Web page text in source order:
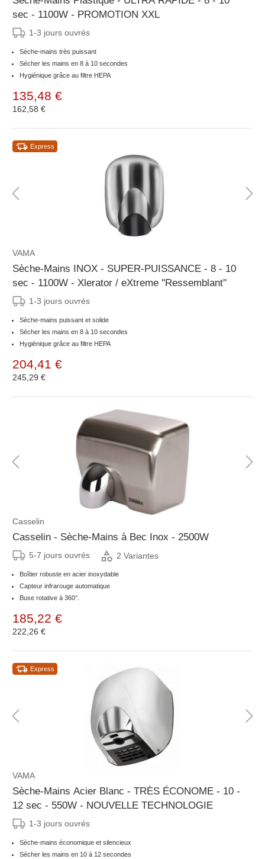
sec - 1100W - PROMOTION XXL
1-3 jours ouvrés
Sèche-mains très puissant
Sécher les mains en 8 à 10 secondes
Hygiénique grâce au filtre HEPA
135,48 €
162,58 €
Express
VAMA
Sèche-Mains INOX - SUPER-PUISSANCE - 8 - 10
sec - 1100W - Xlerator / eXtreme ''Ressemblant''
1-3 jours ouvrés
Sèche-mains puissant et solide
Sécher les mains en 8 à 10 secondes
Hygiénique grâce au filtre HEPA
204,41 €
245,29 €
Casselin
Casselin - Sèche-Mains à Bec Inox - 2500W
5-7 jours ouvrés 2 Variantes
Boîtier robuste en acier inoxydable
Capteur infrarouge automatique
Buse rotative à 360°.
185,22 €
222,26 €
Express
VAMA
Sèche-Mains Acier Blanc - TRÈS ÉCONOME - 10 -
12 sec - 550W - NOUVELLE TECHNOLOGIE
1-3 jours ouvrés
Sèche-mains économique et silencieux
Sécher les mains en 10 à 12 secondes